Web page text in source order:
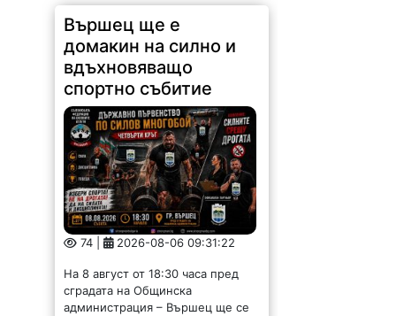
Вършец ще е
домакин на силно и
вдъхновяващо
спортно събитие
74 | 2026-08-06 09:31:22
На 8 август от 18:30 часа пред
сградата на Общинска
администрация – Вършец ще се